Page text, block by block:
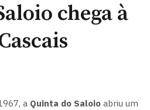
chega à
a Quinta do Saloio abriu um